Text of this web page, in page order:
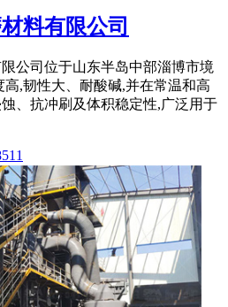
料有限公司
公司位于山东半岛中部淄博市境
高,韧性大、耐酸碱,并在常温和高
、抗冲刷及体积稳定性,广泛用于